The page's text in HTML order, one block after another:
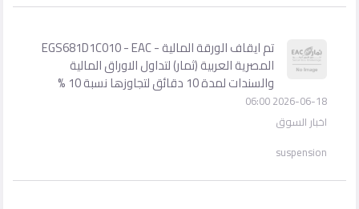
تم ايقاف الورقة المالية - EGS681D1C010 - EAC
المصرية العربية (ثمار) لتداول الاوراق المالية
والسندات لمدة 10 دقائق لتجاوزها نسبة 10 %
2026-06-18 06:00
اخبار السوق
suspension